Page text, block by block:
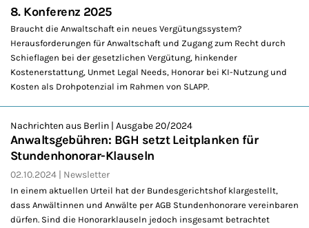
8. Konferenz 2025
Braucht die Anwaltschaft ein neues Vergütungssystem?
Herausforderungen für Anwaltschaft und Zugang zum Recht durch
Schieflagen bei der gesetzlichen Vergütung, hinkender
Kostenerstattung, Unmet Legal Needs, Honorar bei KI-Nutzung und
Kosten als Drohpotenzial im Rahmen von SLAPP.
Nachrichten aus Berlin | Ausgabe 20/2024
Anwaltsgebühren: BGH setzt Leitplanken für
Stundenhonorar-Klauseln
02.10.2024 Newsletter
In einem aktuellen Urteil hat der Bundesgerichtshof klargestellt,
dass Anwältinnen und Anwälte per AGB Stundenhonorare vereinbaren
dürfen. Sind die Honorarklauseln jedoch insgesamt betrachtet